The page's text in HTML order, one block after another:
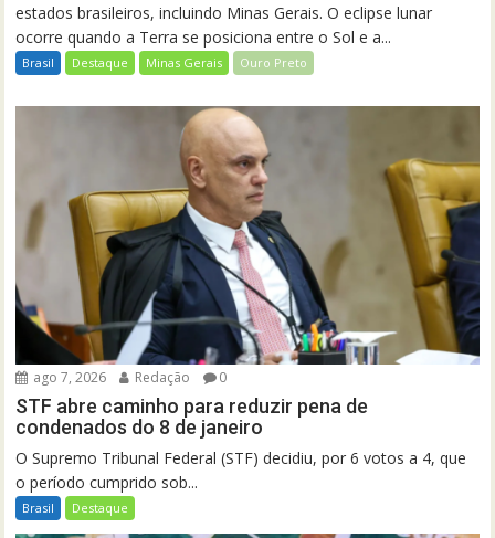
estados brasileiros, incluindo Minas Gerais. O eclipse lunar
ocorre quando a Terra se posiciona entre o Sol e a...
Brasil Destaque Minas Gerais Ouro Preto
ago 7, 2026 Redação 0
STF abre caminho para reduzir pena de
condenados do 8 de janeiro
O Supremo Tribunal Federal (STF) decidiu, por 6 votos a 4, que
o período cumprido sob...
Brasil Destaque